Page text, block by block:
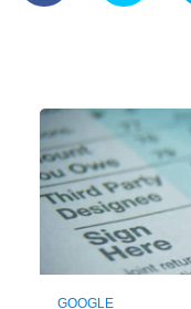
GOOGLE